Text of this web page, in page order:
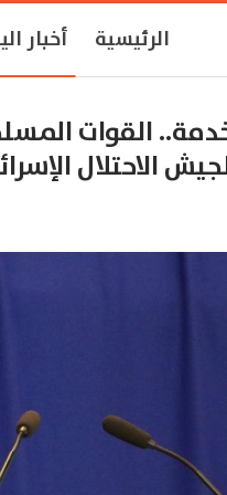
الرئيسية أخبار
القوات
الاحتلال